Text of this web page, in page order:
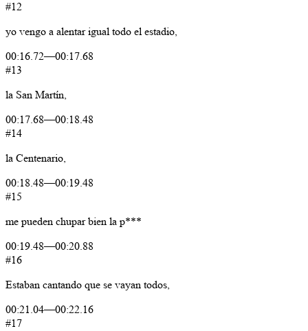
#12
yo vengo a alentar igual todo el estadio,
00:16.72—00:17.68
#13
la San Martín,
00:17.68—00:18.48
#14
la Centenario,
00:18.48—00:19.48
#15
me pueden chupar bien la p***
00:19.48—00:20.88
#16
Estaban cantando que se vayan todos,
00:21.04—00:22.16
#17